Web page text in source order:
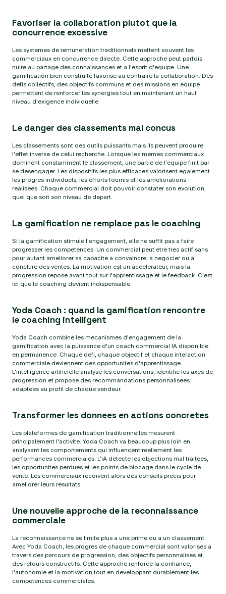
Favoriser la collaboration plutot que la
concurrence excessive
Les systemes de remuneration traditionnels mettent souvent les
commerciaux en concurrence directe. Cette approche peut parfois
nuire au partage des connaissances et a l'esprit d'equipe. Une
gamification bien construite favorise au contraire la collaboration. Des
defis collectifs, des objectifs communs et des missions en equipe
permettent de renforcer les synergies tout en maintenant un haut
niveau d'exigence individuelle.
Le danger des classements mal concus
Les classements sont des outils puissants mais ils peuvent produire
l'effet inverse de celui recherche. Lorsque les memes commerciaux
dominent constamment le classement, une partie de l'equipe finit par
se desengager. Les dispositifs les plus efficaces valorisent egalement
les progres individuels, les efforts fournis et les ameliorations
realisees. Chaque commercial doit pouvoir constater son evolution,
quel que soit son niveau de depart.
La gamification ne remplace pas le coaching
Si la gamification stimule l'engagement, elle ne suffit pas a faire
progresser les competences. Un commercial peut etre tres actif sans
pour autant ameliorer sa capacite a convaincre, a negocier ou a
conclure des ventes. La motivation est un accelerateur, mais la
progression repose avant tout sur l'apprentissage et le feedback. C'est
ici que le coaching devient indispensable.
Yoda Coach : quand la gamification rencontre
le coaching intelligent
Yoda Coach combine les mecanismes d'engagement de la
gamification avec la puissance d'un coach commercial IA disponible
en permanence. Chaque defi, chaque objectif et chaque interaction
commerciale deviennent des opportunites d'apprentissage.
L'intelligence artificielle analyse les conversations, identifie les axes de
progression et propose des recommandations personnalisees
adaptees au profil de chaque vendeur.
Transformer les donnees en actions concretes
Les plateformes de gamification traditionnelles mesurent
principalement l'activite. Yoda Coach va beaucoup plus loin en
analysant les comportements qui influencent reellement les
performances commerciales. L'IA detecte les objections mal traitees,
les opportunites perdues et les points de blocage dans le cycle de
vente. Les commerciaux recoivent alors des conseils precis pour
ameliorer leurs resultats.
Une nouvelle approche de la reconnaissance
commerciale
La reconnaissance ne se limite plus a une prime ou a un classement.
Avec Yoda Coach, les progres de chaque commercial sont valorises a
travers des parcours de progression, des objectifs personnalises et
des retours constructifs. Cette approche renforce la confiance,
l'autonomie et la motivation tout en developpant durablement les
competences commerciales.